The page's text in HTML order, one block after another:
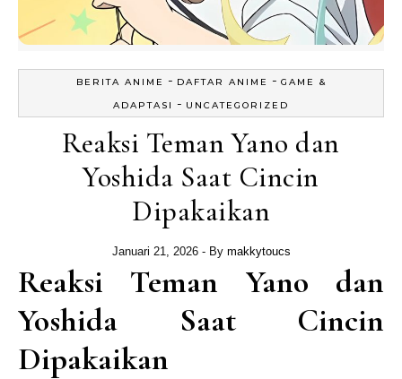
BERITA ANIME - DAFTAR ANIME - GAME &
ADAPTASI
- UNCATEGORIZED
Reaksi Teman Yano dan
Yoshida Saat Cincin
Dipakaikan
Januari 21, 2026 - By makkytoucs
Reaksi Teman Yano dan
Yoshida Saat Cincin
Dipakaikan